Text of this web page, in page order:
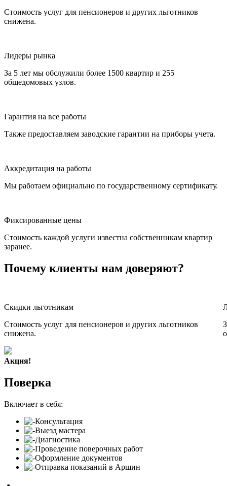
Стоимость услуг для пенсионеров и других льготников
снижена.
Лидеры рынка
За 5 лет мы обслужили более 1500 квартир и 255
общедомовых узлов.
Гарантия на все работы
Также предоставляем заводские гарантии на приборы учета.
Аккредитация на работы
Мы работаем официально по государственному сертификату.
Фиксированные цены
Стоимость каждой услуги известна собственникам квартир
заранее.
Почему клиенты нам доверяют?
Скидки льготникам
Стоимость услуг для пенсионеров и других льготников
снижена.
Акция!
Поверка
Включает в себя:
Консультация
Выезд мастера
Диагностика
Проведение поверочных работ
Оформление документов
Отправка показаний в Аршин